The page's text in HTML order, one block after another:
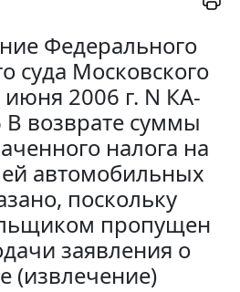
Федерального
суда Московского
июня 2006 г. N КА-
возврате суммы
налога на
автомобильных
поскольку
пропущен
заявления о
(извлечение)